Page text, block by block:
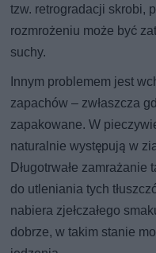
tzw. retrogradacji skrobi,
rozmrożeniu może być
suchy.
Innym problemem jest
zapachów – zwłaszcza
zapakowane. W
naturalnie występują w
Długotrwałe
do utleniania tych
nabiera zjełczałego
dobrze, w takim stanie